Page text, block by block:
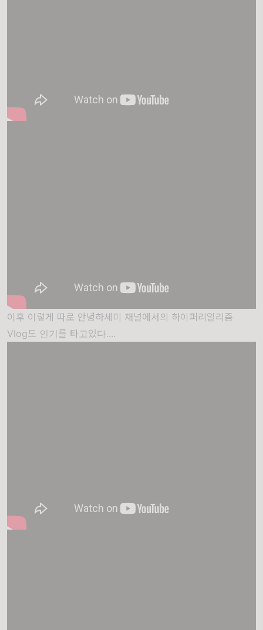
이후 이렇게 따로 안녕하세미 채널에서의 하이퍼리얼리즘
Vlog도 인기를 타고있다....